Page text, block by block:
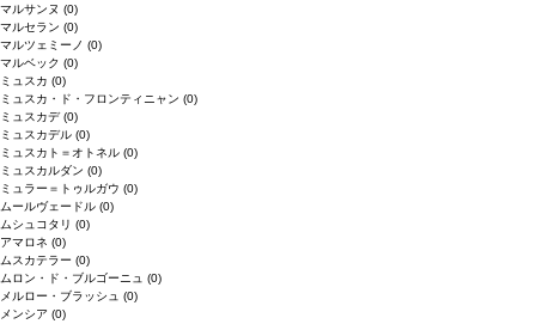
マルサンヌ (0)
マルセラン (0)
マルツェミーノ (0)
マルベック (0)
ミュスカ (0)
ミュスカ・ド・フロンティニャン (0)
ミュスカデ(0)
ミュスカデル (0)
ミュスカト＝オトネル (0)
ミュスカルダン (0)
ミュラー＝トゥルガウ (0)
ムールヴェードル (0)
ムシュコタリ (0)
アマロネ (0)
ムスカテラー (0)
ムロン・ド・ブルゴーニュ (0)
メルロー・ブラッシュ (0)
メンシア (0)